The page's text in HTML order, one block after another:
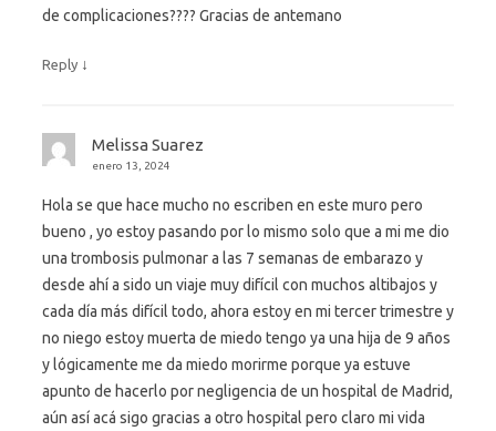
de complicaciones???? Gracias de antemano
Reply ↓
Melissa Suarez
enero 13, 2024
Hola se que hace mucho no escriben en este muro pero
bueno , yo estoy pasando por lo mismo solo que a mi me dio
una trombosis pulmonar a las 7 semanas de embarazo y
desde ahí a sido un viaje muy difícil con muchos altibajos y
cada día más difícil todo, ahora estoy en mi tercer trimestre y
no niego estoy muerta de miedo tengo ya una hija de 9 años
y lógicamente me da miedo morirme porque ya estuve
apunto de hacerlo por negligencia de un hospital de Madrid,
aún así acá sigo gracias a otro hospital pero claro mi vida